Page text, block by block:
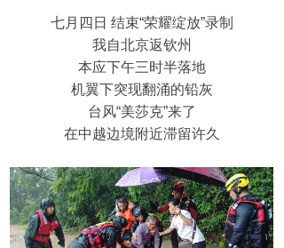
七月四日 结束“荣耀绽放”录制
我自北京返钦州
本应下午三时半落地
机翼下突现翻涌的铅灰
台风“美莎克”来了
在中越边境附近滞留许久